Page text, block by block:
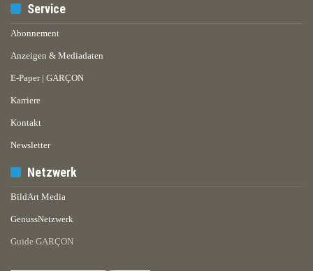
Service
Abonnement
Anzeigen & Mediadaten
E-Paper | GARÇON
Karriere
Kontakt
Newsletter
Netzwerk
BildArt Media
GenussNetzwerk
Guide GARÇON